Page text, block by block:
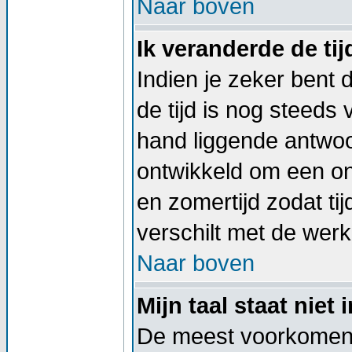
Naar boven
Ik veranderde de
Indien je zeker bent
de tijd is nog steeds
hand liggende
ontwikkeld om een
en zomertijd zodat
verschilt met de
Naar boven
Mijn taal staat niet
De meest